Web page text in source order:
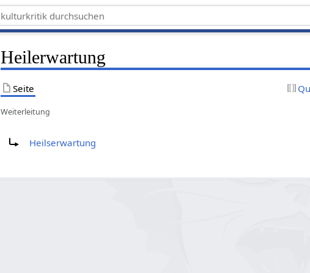
Heilerwartung
Seite
Weiterleitung
Heilserwartung